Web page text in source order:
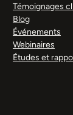
Témoignages
Blog
Événements
Webinaires
Études et